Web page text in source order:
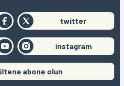
twitter
instagram
abone olun